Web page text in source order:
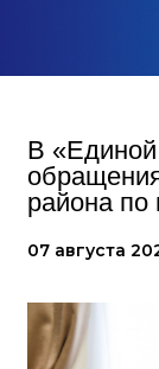
В «Единой
района по
07 августа